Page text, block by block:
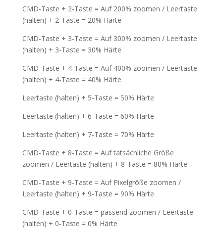
CMD-Taste + 2-Taste = Auf 200% zoomen / Leertaste
(halten) + 2-Taste = 20% Härte
CMD-Taste + 3-Taste = Auf 300% zoomen / Leertaste
(halten) + 3-Taste = 30% Härte
CMD-Taste + 4-Taste = Auf 400% zoomen / Leertaste
(halten) + 4-Taste = 40% Härte
Leertaste (halten) + 5-Taste = 50% Härte
Leertaste (halten) + 6-Taste = 60% Härte
Leertaste (halten) + 7-Taste = 70% Härte
CMD-Taste + 8-Taste = Auf tatsächliche Größe
zoomen / Leertaste (halten) + 8-Taste = 80% Härte
CMD-Taste + 9-Taste = Auf Pixelgröße zoomen /
Leertaste (halten) + 9-Taste = 90% Härte
CMD-Taste + 0-Taste = passend zoomen / Leertaste
(halten) + 0-Taste = 0% Härte